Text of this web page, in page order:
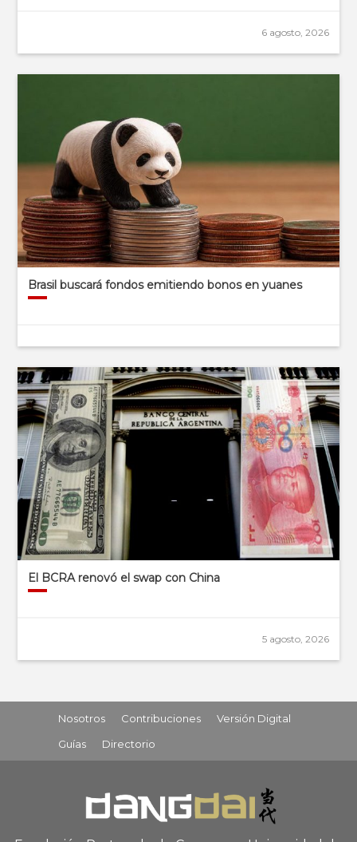
6 agosto, 2026
Brasil buscará fondos emitiendo bonos en yuanes
El BCRA renovó el swap con China
5 agosto, 2026
Nosotros Contribuciones
Versión Digital
Guías
Directorio